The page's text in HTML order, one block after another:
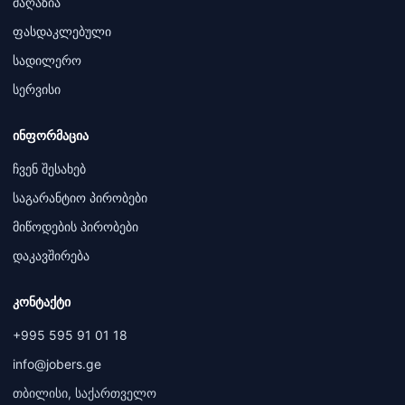
ფასდაკლებული
სადილერო
სერვისი
ინფორმაცია
ჩვენ შესახებ
საგარანტიო პირობები
მიწოდების პირობები
დაკავშირება
კონტაქტი
+995 595 91 01 18
info@jobers.ge
თბილისი, საქართველო